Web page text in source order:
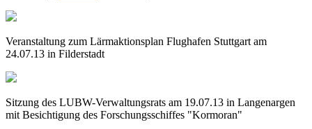
Veranstaltung zum Lärmaktionsplan Flughafen Stuttgart am
24.07.13 in Filderstadt
Sitzung des LUBW-Verwaltungsrats am 19.07.13 in Langenargen
mit Besichtigung des Forschungsschiffes "Kormoran"